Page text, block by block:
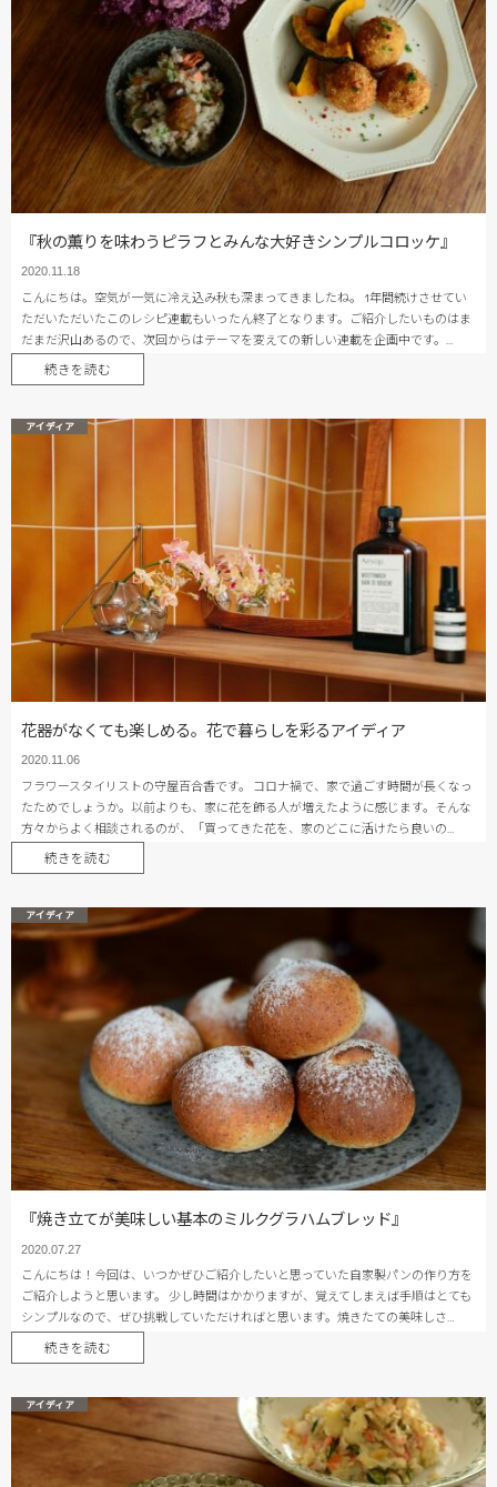
『秋の薫りを味わうピラフとみんな大好きシンプルコロッケ』
2020.11.18
こんにちは。空気が一気に冷え込み秋も深まってきましたね。 1年間続けさせてい
ただいただいたこのレシピ連載もいったん終了となります。ご紹介したいものはま
だまだ沢山あるので、次回からはテーマを変えての新しい連載を企画中です。…
続きを読む
アイディア
花器がなくても楽しめる。花で暮らしを彩るアイディア
2020.11.06
フラワースタイリストの守屋百合香です。 コロナ禍で、家で過ごす時間が長くなっ
たためでしょうか。以前よりも、家に花を飾る人が増えたように感じます。そんな
方々からよく相談されるのが、「買ってきた花を、家のどこに活けたら良いの…
続きを読む
アイディア
『焼き立てが美味しい基本のミルクグラハムブレッド』
2020.07.27
こんにちは！今回は、いつかぜひご紹介したいと思っていた自家製パンの作り方を
ご紹介しようと思います。 少し時間はかかりますが、覚えてしまえば手順はとても
シンプルなので、ぜひ挑戦していただければと思います。焼きたての美味しさ…
続きを読む
アイディア